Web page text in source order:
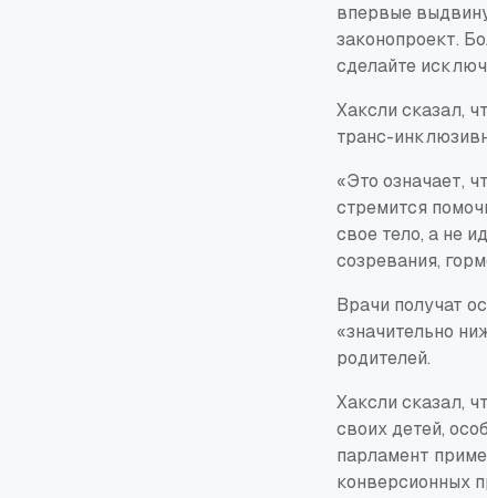
впервые
законопроект.
сделайте
Хаксли сказал,
транс-
«Это означает,
стремится
свое тело, а не
созревания,
Врачи получат
«значительно
родителей.
Хаксли сказал,
своих детей,
парламент
конверсионных